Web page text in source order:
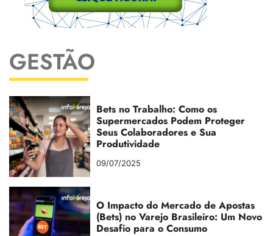
GESTÃO
Bets no Trabalho: Como os
Supermercados Podem Proteger
Seus Colaboradores e Sua
Produtividade
09/07/2025
O Impacto do Mercado de Apostas
(Bets) no Varejo Brasileiro: Um Novo
Desafio para o Consumo